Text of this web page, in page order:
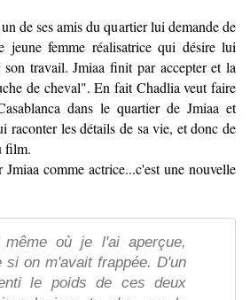
de ses amis du quartier lui demande de
jeune femme réalisatrice qui désire lui
son travail. Jmiaa finit par accepter et la
de cheval". En fait Chadlia veut faire
dans le quartier de Jmiaa et
raconter les détails de sa vie, et donc de
film.
comme actrice...c'est une nouvelle
même où je l'ai aperçue,
si on m'avait frappée. D'un
le poids de ces deux